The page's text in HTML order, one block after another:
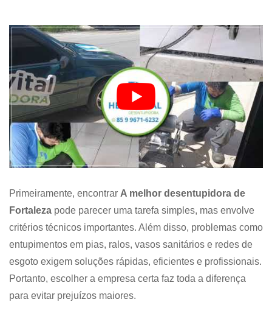
Primeiramente, encontrar A melhor desentupidora de
Fortaleza pode parecer uma tarefa simples, mas envolve
critérios técnicos importantes. Além disso, problemas como
entupimentos em pias, ralos, vasos sanitários e redes de
esgoto exigem soluções rápidas, eficientes e profissionais.
Portanto, escolher a empresa certa faz toda a diferença
para evitar prejuízos maiores.